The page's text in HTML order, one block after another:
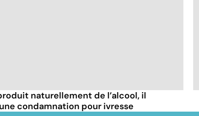
naturellement de l’alcool, il
condamnation pour ivresse